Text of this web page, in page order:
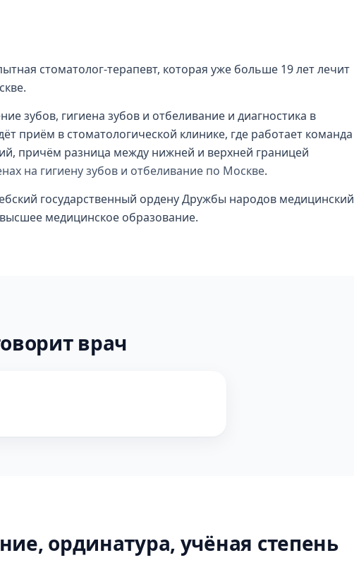
стоматолог-терапевт, которая уже больше 19 лет лечит
зубов, гигиена зубов и отбеливание и диагностика в
приём в стоматологической клинике, где работает команда
причём разница между нижней и верхней границей
на гигиену зубов и отбеливание по Москве.
государственный ордену Дружбы народов медицинский
медицинское образование.
врач
ординатура, учёная степень